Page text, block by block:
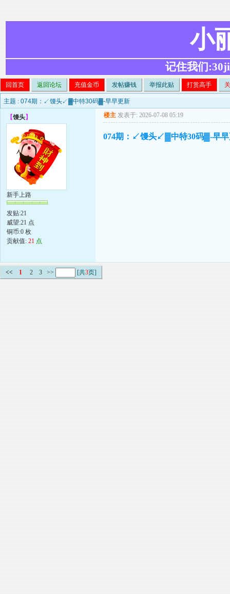
小
记住我们
回首页 返回论坛 充值金币 发帖赚钱 举报此贴 打赏高手
主题 : 074期：↙馒头↙▓中特30码▓-早早更新
【馒头】
新手上路
发贴:21
威望:21 点
铜币:0 枚
贡献值: 21 点
楼主 发表于: 2026-07-08 05:19
074期：↙馒头↙▓中特30码▓-早早
<< 1 2 3 >> [共3页]